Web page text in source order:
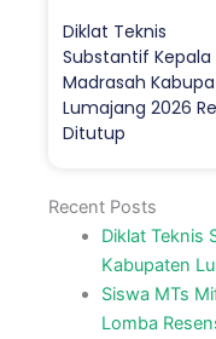
Diklat Teknis
Substantif Kepala
Madrasah
Lumajang 2026
Ditutup
Recent Posts
Diklat Teknis
Kabupaten
Siswa MTs
Lomba